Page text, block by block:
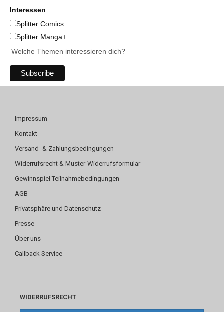
Interessen
Splitter Comics
Splitter Manga+
Welche Themen interessieren dich?
Impressum
Kontakt
Versand- & Zahlungsbedingungen
Widerrufsrecht & Muster-Widerrufsformular
Gewinnspiel Teilnahmebedingungen
AGB
Privatsphäre und Datenschutz
Presse
Über uns
Callback Service
WIDERRUFSRECHT